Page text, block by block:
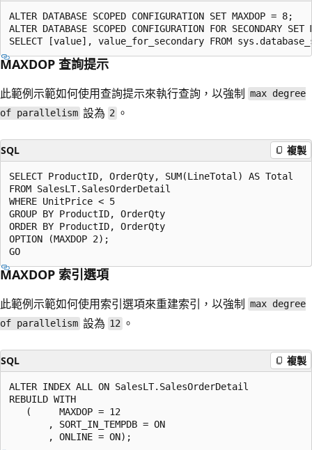
ALTER DATABASE SCOPED CONFIGURATION SET MAXDOP = 8;
ALTER DATABASE SCOPED CONFIGURATION FOR SECONDARY
MAXDOP 查詢提示
此範例示範如何使用查詢提示來執行查詢，以強制 max degree
of parallelism 設為 2 。
SQL 複製
SELECT ProductID, OrderQty, SUM(LineTotal) AS Total
FROM SalesLT.SalesOrderDetail
WHERE UnitPrice < 5
GROUP BY ProductID, OrderQty
ORDER BY ProductID, OrderQty
OPTION (MAXDOP 2);
MAXDOP 索引選項
此範例示範如何使用索引選項來重建索引，以強制 max degree
of parallelism 設為 12 。
SQL 複製
ALTER INDEX ALL ON SalesLT.SalesOrderDetail
REBUILD WITH
   (     MAXDOP = 12
       , SORT_IN_TEMPDB = ON